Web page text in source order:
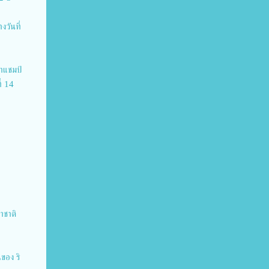
วันที่
แชมป์
14
ชาติ
อง ริ